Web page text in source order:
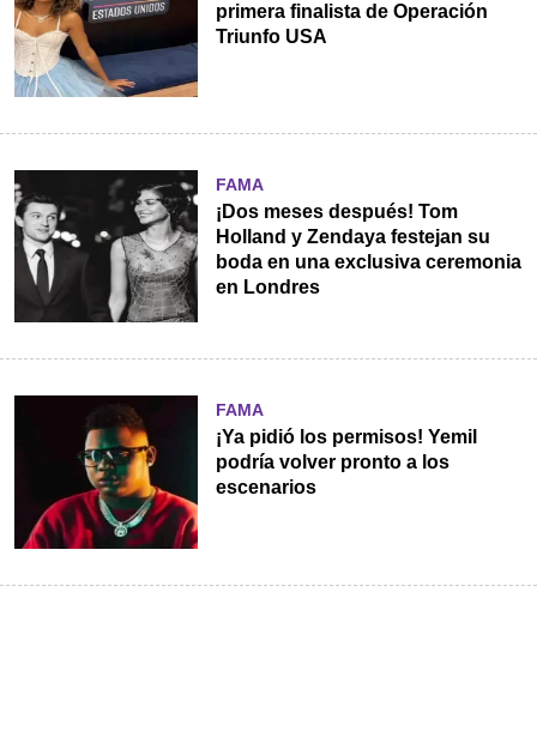
primera finalista de Operación
Triunfo USA
FAMA
¡Dos meses después! Tom
Holland y Zendaya festejan su
boda en una exclusiva ceremonia
en Londres
FAMA
¡Ya pidió los permisos! Yemil
podría volver pronto a los
escenarios